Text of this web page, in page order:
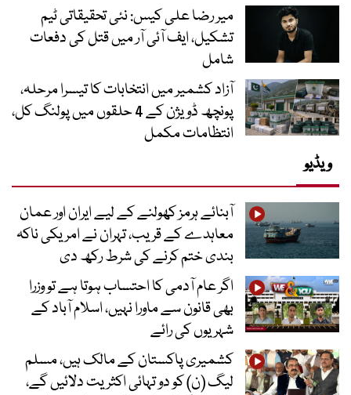
میر رضا علی کیس: نئی تحقیقاتی ٹیم
تشکیل، ایف آئی آر میں قتل کی دفعات
شامل
آزاد کشمیر میں انتخابات کا تیسرا مرحلہ،
پونچھ ڈویژن کے 4 حلقوں میں پولنگ کل،
انتظامات مکمل
ویڈیو
آبنائے ہرمز کھولنے کے لیے ایران اور عمان
معاہدے کے قریب، تہران نے امریکی ناکہ
بندی ختم کرنے کی شرط رکھ دی
اگر عام آدمی کا احتساب ہوتا ہے تو وزرا
بھی قانون سے ماورا نہیں، اسلام آباد کے
شہریوں کی رائے
کشمیری پاکستان کے مالک ہیں، مسلم
لیگ (ن) کو دو تہائی اکثریت دلائیں گے،